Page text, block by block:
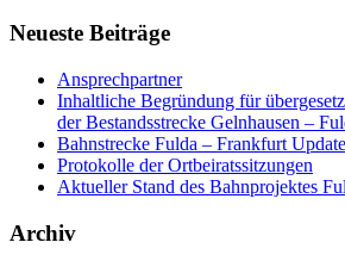
Neueste Beiträge
Ansprechpartner
Inhaltliche Begründung für
der Bestandsstrecke Gelnhausen –
Bahnstrecke Fulda – Frankfurt
Protokolle der Ortbeiratssitzungen
Aktueller Stand des Bahnprojektes
Archiv